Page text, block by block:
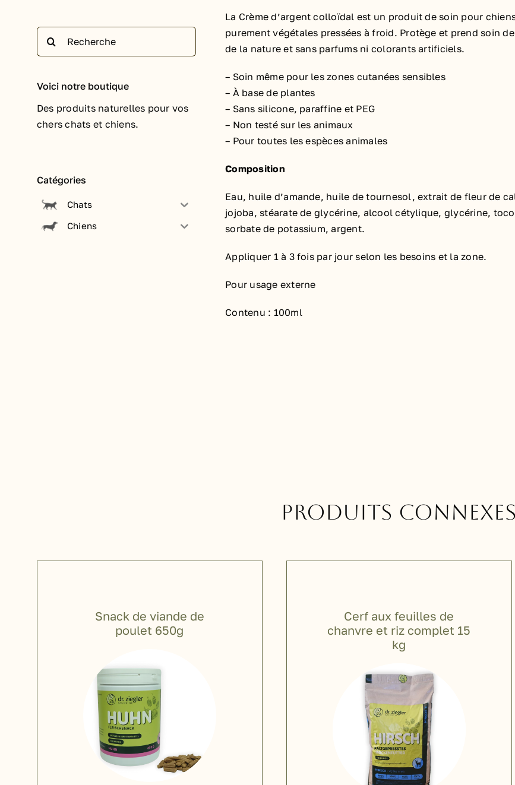
Rechercher:
Voici notre boutique
Des produits naturelles pour vos
chers chats et chiens.
Catégories
Chats
Chiens
La Crème d’argent colloïdal est un produit de soin pour
purement végétales pressées à froid. Protège et prend soin
de la nature et sans parfums ni colorants artificiels.
– Soin même pour les zones cutanées sensibles
– À base de plantes
– Sans silicone, paraffine et PEG
– Non testé sur les animaux
– Pour toutes les espèces animales
Composition
Eau, huile d’amande, huile de tournesol, extrait de fleur de
jojoba, stéarate de glycérine, alcool cétylique, glycérine,
sorbate de potassium, argent.
Appliquer 1 à 3 fois par jour selon les besoins et la zone.
Pour usage externe
Contenu : 100ml
Produits connexes
Snack de viande de
poulet 650g
Cerf aux feuilles de
chanvre et riz complet 15
kg